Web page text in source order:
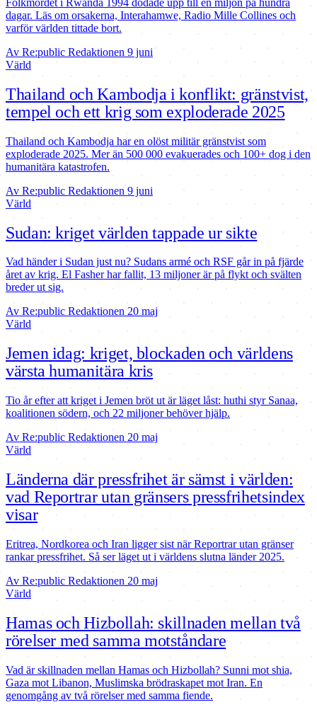
dagar. Läs om orsakerna, Interahamwe, Radio Mille Collines och
varför världen tittade bort.
Av Re:public Redaktionen 9 juni
Värld
Thailand och Kambodja i konflikt: gränstvist,
tempel och ett krig som exploderade 2025
Thailand och Kambodja har en olöst militär gränstvist som
exploderade 2025. Mer än 500 000 evakuerades och 100+ dog i den
humanitära katastrofen.
Av Re:public Redaktionen 9 juni
Värld
Sudan: kriget världen tappade ur sikte
Vad händer i Sudan just nu? Sudans armé och RSF går in på fjärde
året av krig. El Fasher har fallit, 13 miljoner är på flykt och svälten
breder ut sig.
Av Re:public Redaktionen 20 maj
Värld
Jemen idag: kriget, blockaden och världens
värsta humanitära kris
Tio år efter att kriget i Jemen bröt ut är läget låst: huthi styr Sanaa,
koalitionen södern, och 22 miljoner behöver hjälp.
Av Re:public Redaktionen 20 maj
Värld
Länderna där pressfrihet är sämst i världen:
vad Reportrar utan gränsers pressfrihetsindex
visar
Eritrea, Nordkorea och Iran ligger sist när Reportrar utan gränser
rankar pressfrihet. Så ser läget ut i världens slutna länder 2025.
Av Re:public Redaktionen 20 maj
Värld
Hamas och Hizbollah: skillnaden mellan två
rörelser med samma motståndare
Vad är skillnaden mellan Hamas och Hizbollah? Sunni mot shia,
Gaza mot Libanon, Muslimska brödraskapet mot Iran. En
genomgång av två rörelser med samma fiende.